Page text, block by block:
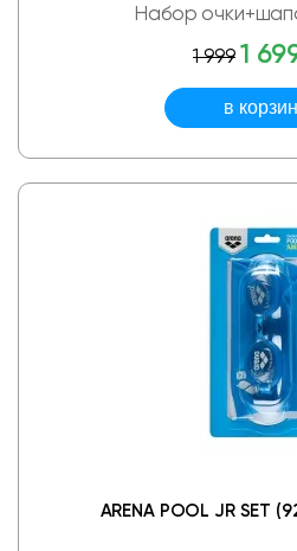
Набор
1 999 1
ARENA POOL JR SET